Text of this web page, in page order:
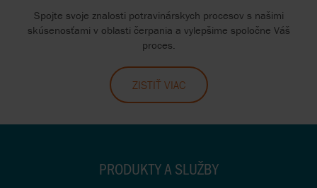
Spojte svoje znalosti potravinárskych procesov s našimi
skúsenosťami v oblasti čerpania a vylepšime spoločne Váš
proces.
ZISTIŤ VIAC
PRODUKTY A SLUŽBY